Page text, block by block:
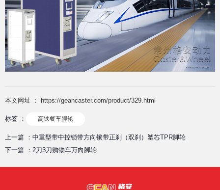
本文网址 ： https://geancaster.com/product/329.html
标签 ： 高铁餐车脚轮
上一篇 ： 中重型带中控锁带方向锁带正刹（双刹）塑芯TPR脚轮
下一篇 ： 2刀3刀购物车万向脚轮